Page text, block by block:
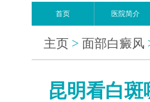
首页 医院简介
主页 > 面部白癜风
昆明看白